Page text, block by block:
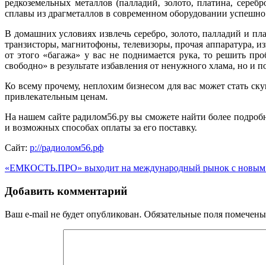
редкоземельных металлов (палладий, золото, платина,
сплавы из драгметаллов в современном оборудовании
В домашних условиях извлечь серебро, золото, палладий и
транзисторы, магнитофоны, телевизоры, прочая аппаратура,
от этого «багажа» у вас не поднимается рука, то решить
свободно» в результате избавления от ненужного хлама, но и
Ко всему прочему, неплохим бизнесом для вас может стать
привлекательным ценам.
На нашем сайте радилом56.ру вы сможете найти более
и возможных способах оплаты за его поставку.
Сайт: p://радиолом56.рф
«ЕМКОСТЬ.ПРО» выходит на международный рынок с новым
Добавить комментарий
Ваш e-mail не будет опубликован. Обязательные поля помечены